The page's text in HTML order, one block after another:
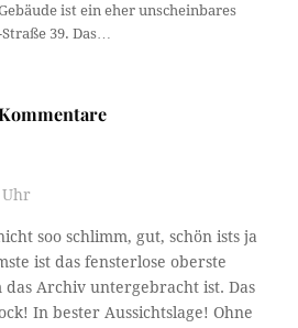
ist ein eher unscheinbares
39. Das…
Uhr
soo schlimm, gut, schön ists ja
ist das fensterlose oberste
Archiv untergebracht ist. Das
In bester Aussichtslage! Ohne